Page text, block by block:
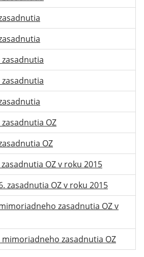
zasadnutia
zasadnutia
zasadnutia OZ
OZ
OZ v roku 2015
zasadnutia OZ v roku 2015
zasadnutia OZ v
mimoriadneho zasadnutia OZ